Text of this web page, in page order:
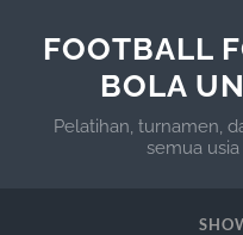
FOOTBALL
BOLA
Pelatihan, turnamen,
semua